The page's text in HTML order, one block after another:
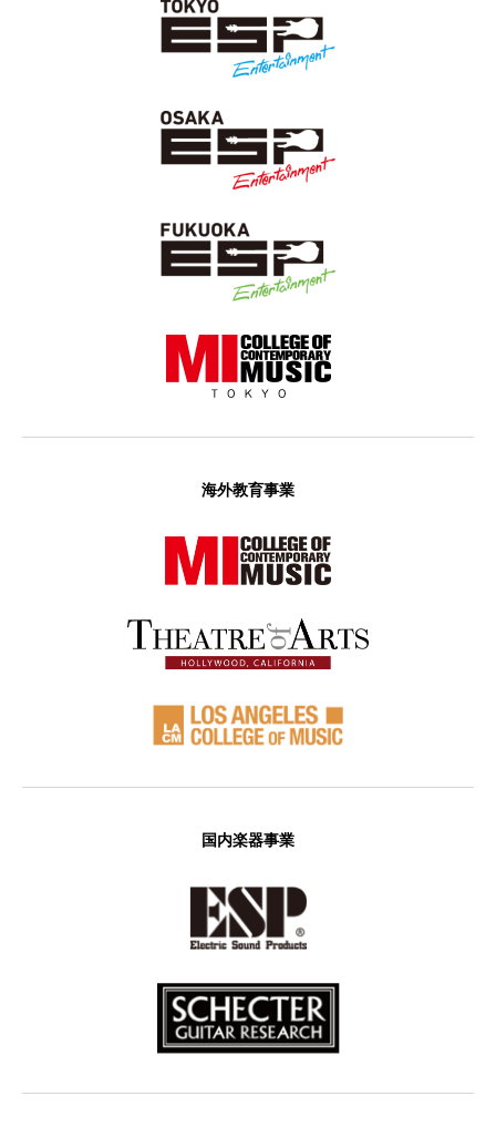
海外教育事業
国内楽器事業